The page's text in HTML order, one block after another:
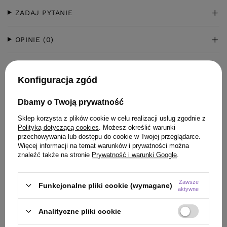
ZADAJ PYTANIE
OPINIE (0)
KLIENCI, KTÓRZY KUPILI TEN
PRODUKT KUPILI TAKŻE
Konfiguracja zgód
Dbamy o Twoją prywatność
Sklep korzysta z plików cookie w celu realizacji usług zgodnie z
Polityką dotyczącą cookies . Możesz określić warunki
przechowywania lub dostępu do cookie w Twojej przeglądarce.
Więcej informacji na temat warunków i prywatności można
znaleźć także na stronie Prywatność i warunki Google
Funkcjonalne pliki cookie (wymagane)
Zawsze
aktywne
Analityczne pliki cookie